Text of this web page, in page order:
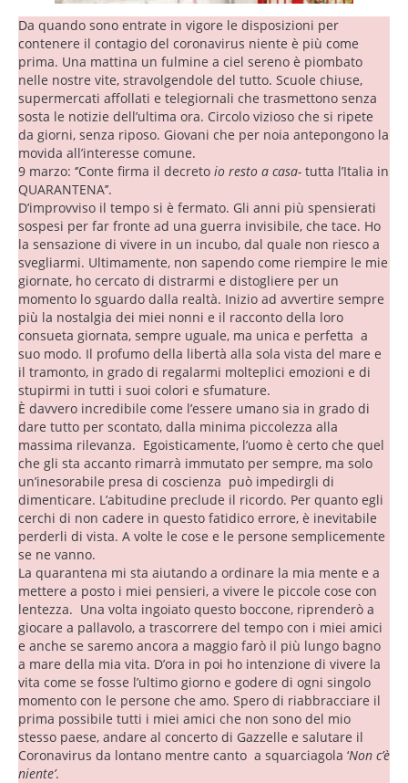
Da quando sono entrate in vigore le disposizioni per
contenere il contagio del coronavirus niente è più come
prima. Una mattina un fulmine a ciel sereno è piombato
nelle nostre vite, stravolgendole del tutto. Scuole chiuse,
supermercati affollati e telegiornali che trasmettono senza
sosta le notizie dell’ultima ora. Circolo vizioso che si ripete
da giorni, senza riposo. Giovani che per noia antepongono la
movida all’interesse comune.
9 marzo: ‘’Conte firma il decreto io resto a casa- tutta l’Italia in
QUARANTENA’’.
D’improvviso il tempo si è fermato. Gli anni più spensierati
sospesi per far fronte ad una guerra invisibile, che tace. Ho
la sensazione di vivere in un incubo, dal quale non riesco a
svegliarmi. Ultimamente, non sapendo come riempire le mie
giornate, ho cercato di distrarmi e distogliere per un
momento lo sguardo dalla realtà. Inizio ad avvertire sempre
più la nostalgia dei miei nonni e il racconto della loro
consueta giornata, sempre uguale, ma unica e perfetta a
suo modo. Il profumo della libertà alla sola vista del mare e
il tramonto, in grado di regalarmi molteplici emozioni e di
stupirmi in tutti i suoi colori e sfumature.
È davvero incredibile come l’essere umano sia in grado di
dare tutto per scontato, dalla minima piccolezza alla
massima rilevanza. Egoisticamente, l’uomo è certo che quel
che gli sta accanto rimarrà immutato per sempre, ma solo
un’inesorabile presa di coscienza può impedirgli di
dimenticare. L’abitudine preclude il ricordo. Per quanto egli
cerchi di non cadere in questo fatidico errore, è inevitabile
perderli di vista. A volte le cose e le persone semplicemente
se ne vanno.
La quarantena mi sta aiutando a ordinare la mia mente e a
mettere a posto i miei pensieri, a vivere le piccole cose con
lentezza. Una volta ingoiato questo boccone, riprenderò a
giocare a pallavolo, a trascorrere del tempo con i miei amici
e anche se saremo ancora a maggio farò il più lungo bagno
a mare della mia vita. D’ora in poi ho intenzione di vivere la
vita come se fosse l’ultimo giorno e godere di ogni singolo
momento con le persone che amo. Spero di riabbracciare il
prima possibile tutti i miei amici che non sono del mio
stesso paese, andare al concerto di Gazzelle e salutare il
Coronavirus da lontano mentre canto a squarciagola ‘Non c’è
niente’.